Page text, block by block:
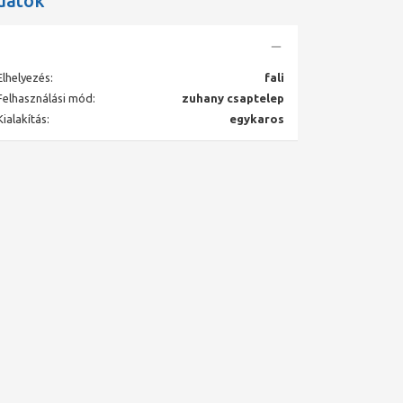
fali
mód:
zuhany csaptelep
egykaros